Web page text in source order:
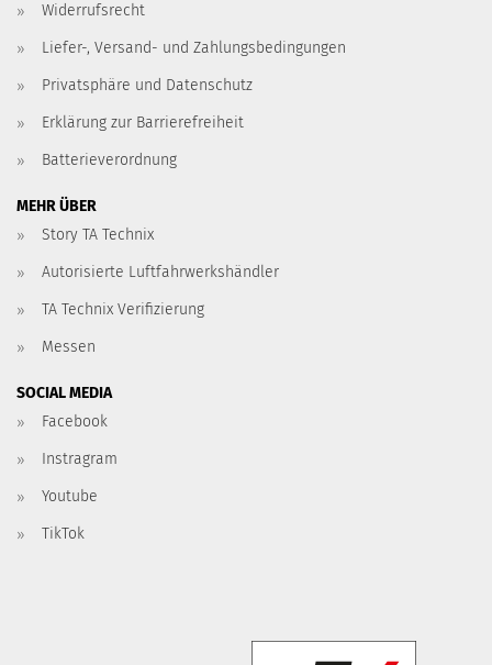
Widerrufsrecht
Liefer-, Versand- und Zahlungsbedingungen
Privatsphäre und Datenschutz
Erklärung zur Barrierefreiheit
Batterieverordnung
MEHR ÜBER
Story TA Technix
Autorisierte Luftfahrwerkshändler
TA Technix Verifizierung
Messen
SOCIAL MEDIA
Facebook
Instragram
Youtube
TikTok